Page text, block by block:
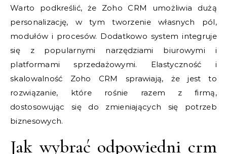
Warto podkreślić, że Zoho CRM umożliwia dużą
personalizację, w tym tworzenie własnych pól,
modułów i procesów. Dodatkowo system integruje
się z popularnymi narzędziami biurowymi i
platformami sprzedażowymi. Elastyczność i
skalowalność Zoho CRM sprawiają, że jest to
rozwiązanie, które rośnie razem z firmą,
dostosowując się do zmieniających się potrzeb
biznesowych.
Jak wybrać odpowiedni crm